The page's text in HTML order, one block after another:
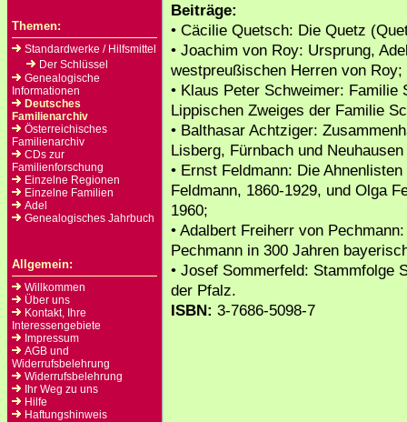
Themen:
Standardwerke / Hilfsmittel
Der Schlüssel
Genealogische
Informationen
Deutsches
Familienarchiv
Österreichisches
Familienarchiv
CDs zur
Familienforschung
Einzelne Regionen
Einzelne Familien
Adel
Genealogisches Jahrbuch
Allgemein:
Willkommen
Über uns
Kontakt, Ihre
Interessengebiete
Impressum
AGB und
Widerrufsbelehrung
Widerrufsbelehrung
Ihr Weg zu uns
Hilfe
Haftungshinweis
Beiträge:
• Cäcilie Quetsch: Die Quetz
• Joachim von Roy: Ursprung,
westpreußischen Herren von Roy;
• Klaus Peter Schweimer: Familie
Lippischen Zweiges der Familie
• Balthasar Achtziger:
Lisberg, Fürnbach und
• Ernst Feldmann: Die
Feldmann, 1860-1929, und Olga
1960;
• Adalbert Freiherr von
Pechmann in 300 Jahren
• Josef Sommerfeld: Stammfolge
der Pfalz.
ISBN: 3-7686-5098-7